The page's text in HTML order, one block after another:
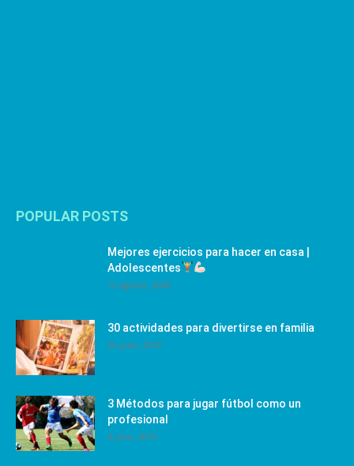
POPULAR POSTS
Mejores ejercicios para hacer en casa |
Adolescentes
12 agosto, 2024
30 actividades para divertirse en familia
25 julio, 2019
3 Métodos para jugar fútbol como un
profesional
4 julio, 2019